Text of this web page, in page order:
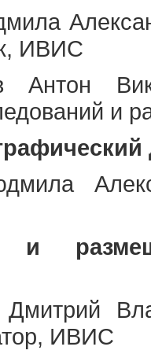
ИВИС
Антон
и
и
Дмитрий
ИВИС